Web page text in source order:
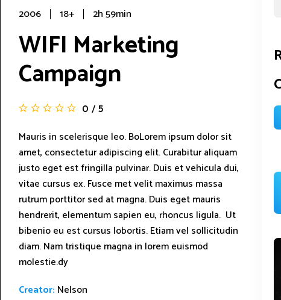
2006 18+ 2h 59min
WIFI Marketing
Campaign
0 / 5
Mauris in scelerisque leo. BoLorem ipsum dolor sit
amet, consectetur adipiscing elit. Curabitur aliquam
justo eget est fringilla pulvinar. Duis et vehicula dui,
vitae cursus ex. Fusce met velit maximus massa
rutrum porttitor sed at magna. Duis eget mauris
hendrerit, elementum sapien eu, rhoncus ligula. Ut
bibenio eu est cursus lobortis. Etiam vel sollicitudin
diam. Nam tristique magna in lorem euismod
molestie.dy
Creator: Nelson